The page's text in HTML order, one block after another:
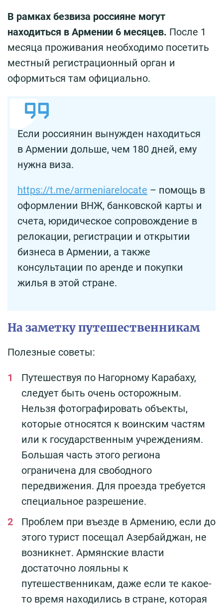
В рамках безвиза россияне могут
находиться в Армении 6 месяцев. После 1
месяца проживания необходимо посетить
местный регистрационный орган и
оформиться там официально.
Если россиянин вынужден находиться
в Армении дольше, чем 180 дней, ему
нужна виза.
https://t.me/armeniarelocate – помощь в
оформлении ВНЖ, банковской карты и
счета, юридическое сопровождение в
релокации, регистрации и открытии
бизнеса в Армении, а также
консультации по аренде и покупки
жилья в этой стране.
На заметку путешественникам
Полезные советы:
Путешествуя по Нагорному Карабаху,
следует быть очень осторожным.
Нельзя фотографировать объекты,
которые относятся к воинским частям
или к государственным учреждениям.
Большая часть этого региона
ограничена для свободного
передвижения. Для проезда требуется
специальное разрешение.
Проблем при въезде в Армению, если до
этого турист посещал Азербайджан, не
возникнет. Армянские власти
достаточно лояльны к
путешественникам, даже если те какое-
то время находились в стране, которая